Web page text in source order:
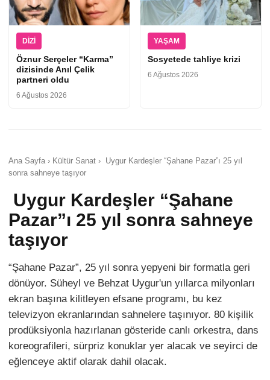
DIZI
Öznur Serçeler “Karma”
dizisinde Anıl Çelik
partneri oldu
6 Ağustos 2026
YAŞAM
Sosyetede tahliye krizi
6 Ağustos 2026
Ana Sayfa › Kültür Sanat › Uygur Kardeşler “Şahane Pazar”ı 25 yıl
sonra sahneye taşıyor
Uygur Kardeşler “Şahane
Pazar”ı 25 yıl sonra sahneye
taşıyor
“Şahane Pazar”, 25 yıl sonra yepyeni bir formatla geri
dönüyor. Süheyl ve Behzat Uygur'un yıllarca milyonları
ekran başına kilitleyen efsane programı, bu kez
televizyon ekranlarından sahnelere taşınıyor. 80 kişilik
prodüksiyonla hazırlanan gösteride canlı orkestra, dans
koreografileri, sürpriz konuklar yer alacak ve seyirci de
eğlenceye aktif olarak dahil olacak.